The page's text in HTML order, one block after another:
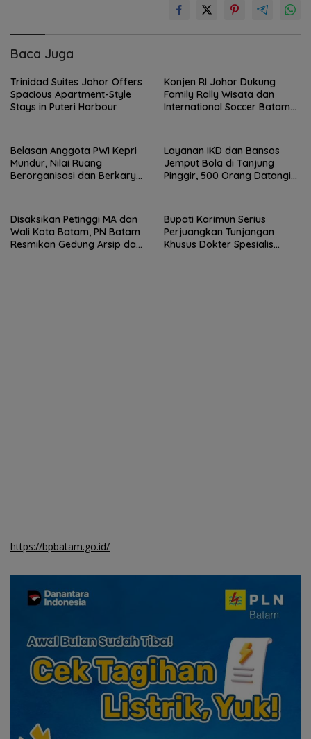
Baca Juga
Trinidad Suites Johor Offers
Spacious Apartment-Style
Stays in Puteri Harbour
Konjen RI Johor Dukung
Family Rally Wisata dan
International Soccer Batam
Belasan Anggota PWI Kepri
Mundur, Nilai Ruang
Berorganisasi dan Berkarya
Layanan IKD dan Bansos
Jemput Bola di Tanjung
Pinggir, 500 Orang Datangi
Disaksikan Petinggi MA dan
Wali Kota Batam, PN Batam
Resmikan Gedung Arsip dan
Bupati Karimun Serius
Perjuangkan Tunjangan
Khusus Dokter Spesialis
https://bpbatam.go.id/